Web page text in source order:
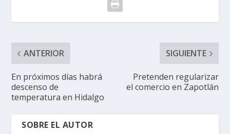
ANTERIOR
En próximos días habrá
descenso de
temperatura en Hidalgo
SIGUIENTE
Pretenden regularizar
el comercio en Zapotlán
SOBRE EL AUTOR